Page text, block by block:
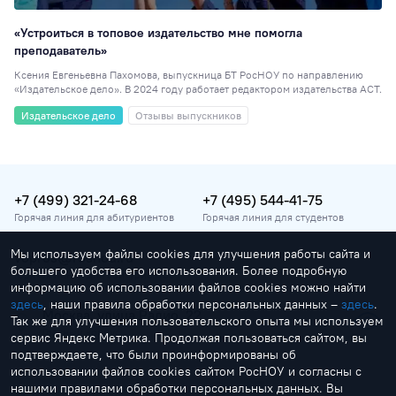
«Устроиться в топовое издательство мне помогла
преподаватель»
Ксения Евгеньевна Пахомова, выпускница БТ РосНОУ по направлению
«Издательское дело». В 2024 году работает редактором издательства АСТ.
Издательское дело
Отзывы выпускников
+7 (499) 321-24-68
Горячая линия для абитуриентов
+7 (495) 544-41-75
Горячая линия для студентов
vopros@rosnou.ru
Горячая линия для абитуриентов
Москва, улица Радио, 22
Главный корпус
Мы используем файлы cookies для улучшения работы сайта и
большего удобства его использования. Более подробную
информацию об использовании файлов cookies можно найти
здесь, наши правила обработки персональных данных – здесь.
Так же для улучшения пользовательского опыта мы используем
сервис Яндекс Метрика. Продолжая пользоваться сайтом, вы
подтверждаете, что были проинформированы об
использовании файлов cookies сайтом РосНОУ и согласны с
нашими правилами обработки персональных данных. Вы